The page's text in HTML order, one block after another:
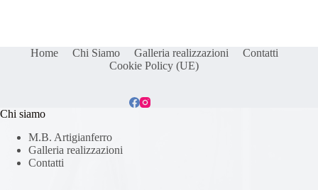
Home Chi Siamo Galleria realizzazioni
Contatti
Cookie Policy (UE)
Chi siamo
M.B. Artigianferro
Galleria realizzazioni
Contatti